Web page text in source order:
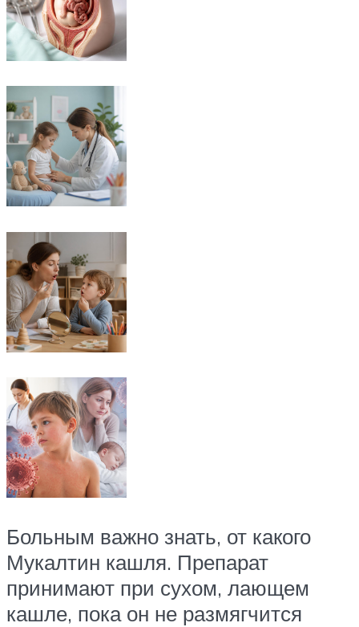
Больным важно знать, от какого
Мукалтин кашля. Препарат
принимают при сухом, лающем
кашле, пока он не размягчится